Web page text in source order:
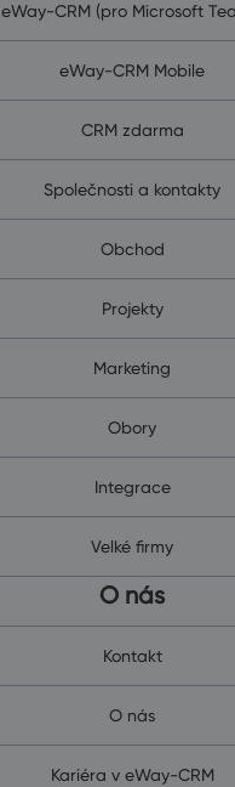
eWay-CRM (pro Microsoft
eWay-CRM Mobile
CRM zdarma
Společnosti a kontakty
Obchod
Projekty
Marketing
Obory
Integrace
Velké firmy
O nás
Kontakt
O nás
Kariéra v eWay-CRM